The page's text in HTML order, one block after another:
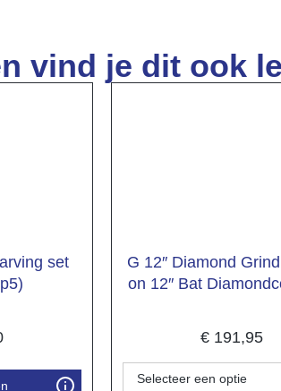
vind je dit ook
set
G 12″ Diamond
on 12″ Bat
€ 191,95